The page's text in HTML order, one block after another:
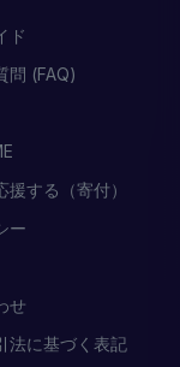
ド
問 (FAQ)
援する（寄付）
ー
せ
法に基づく表記